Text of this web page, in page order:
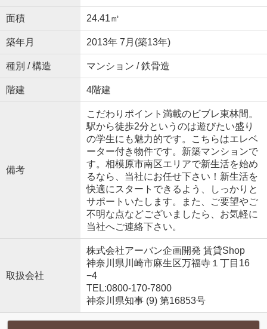
面積 24.41㎡
築年月 2013年 7月(築13年)
種別 / 構造 マンション / 鉄骨造
階建 4階建
備考
こだわりポイント満載のビブレ東林間。
駅から徒歩2分というのは遊びたい盛り
の学生にも魅力的です。こちらはエレベ
ーター付き物件です。新築マンションで
す。相模原市南区エリアで新生活を始め
るなら、当社にお任せ下さい！新生活を
快適にスタートできるよう、しっかりと
サポートいたします。また、ご要望やご
不明な点などございましたら、お気軽に
当社へご連絡下さい。
取扱会社
株式会社アーバン企画開発 賃貸Shop
神奈川県川崎市麻生区万福寺１丁目16
−4
TEL:0800-170-7800
神奈川県知事 (9) 第16853号